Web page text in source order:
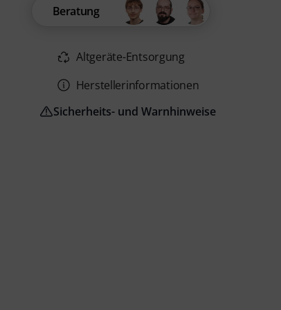
Beratung
Altgeräte-Entsorgung
Herstellerinformationen
Sicherheits- und Warnhinweise